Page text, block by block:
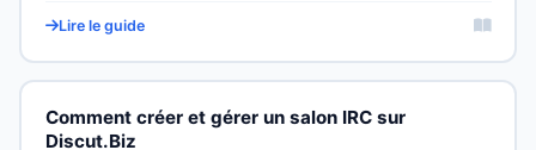
Lire le guide
Comment créer et gérer un salon IRC sur
Discut.Biz